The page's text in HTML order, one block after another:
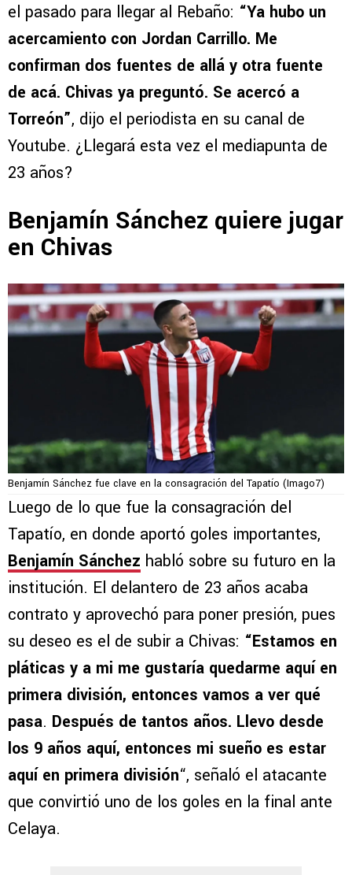
el pasado para llegar al Rebaño: “Ya hubo un
acercamiento con Jordan Carrillo. Me
confirman dos fuentes de allá y otra fuente
de acá. Chivas ya preguntó. Se acercó a
Torreón”, dijo el periodista en su canal de
Youtube. ¿Llegará esta vez el mediapunta de
23 años?
Benjamín Sánchez quiere jugar
en Chivas
Benjamín Sánchez fue clave en la consagración del Tapatío (Imago7)
Luego de lo que fue la consagración del
Tapatío, en donde aportó goles importantes,
Benjamín Sánchez habló sobre su futuro en la
institución. El delantero de 23 años acaba
contrato y aprovechó para poner presión, pues
su deseo es el de subir a Chivas: “Estamos en
pláticas y a mi me gustaría quedarme aquí en
primera división, entonces vamos a ver qué
pasa. Después de tantos años. Llevo desde
los 9 años aquí, entonces mi sueño es estar
aquí en primera división“, señaló el atacante
que convirtió uno de los goles en la final ante
Celaya.